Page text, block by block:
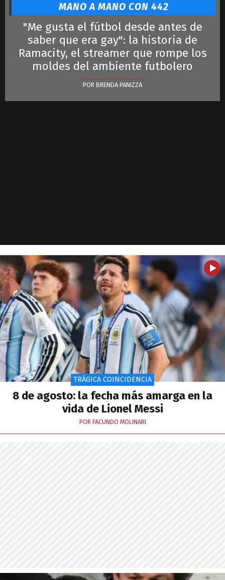
MANO A MANO CON 442
"Me gusta el fútbol desde antes de
saber que era gay": la historia de
Ramacity, el streamer que rompe los
moldes del ambiente futbolero
POR BRENDA PANIZZA
TRÁGICA COINCIDENCIA
8 de agosto: la fecha más amarga en la
vida de Lionel Messi
POR FACUNDO MOLINARI